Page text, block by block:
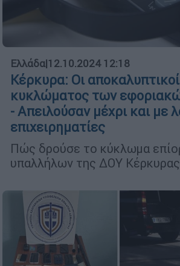
Ελλάδα|12.10.2024 12:18
Κέρκυρα: Οι
κυκλώματος των
- Απειλούσαν μέχρι και με
επιχειρηματίες
Πώς δρούσε το κύκλωμα
υπαλλήλων της ΔΟΥ Κέρκυρας